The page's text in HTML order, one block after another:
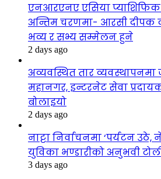
एनआरएनए एसिया
अन्तिम चरणमा- आरसी दीपक
भव्य र सभ्य सम्मेलन हुने
2 days ago
अव्यवस्थित तार व्यवस्थापनमा
महानगर, इन्टरनेट सेवा
बोलाइयो
2 days ago
नाट्टा निर्वाचनमा ‘पर्यटन
युविका भण्डारीको अनुभवी
3 days ago